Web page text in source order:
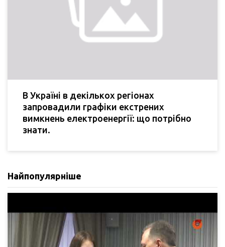
В Україні в декількох регіонах
запровадили графіки екстрених
вимкнень електроенергії: що потрібно
знати.
Найпопулярніше